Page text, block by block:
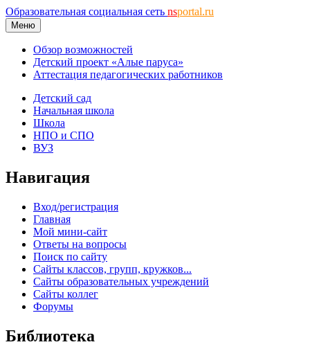
Образовательная социальная сеть nsportal.ru
Меню
Обзор возможностей
Детский проект «Алые паруса»
Аттестация педагогических работников
Детский сад
Начальная школа
Школа
НПО и СПО
ВУЗ
Навигация
Вход/регистрация
Главная
Мой мини-сайт
Ответы на вопросы
Поиск по сайту
Сайты классов, групп, кружков...
Сайты образовательных учреждений
Сайты коллег
Форумы
Библиотека